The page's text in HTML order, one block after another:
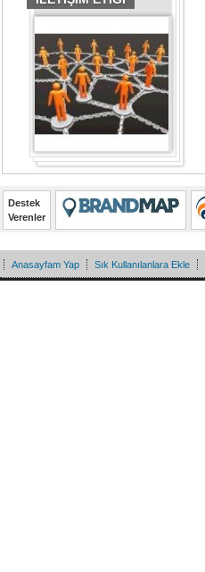
Destek
Verenler
Anasayfam Yap Sık Kullanılanlara Ekle